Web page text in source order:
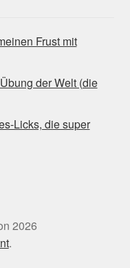
Frust mit
der Welt (die
Licks, die super
2026
.